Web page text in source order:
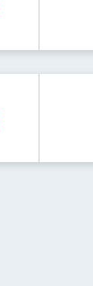
Jędras
Jędras